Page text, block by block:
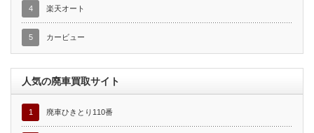
4 楽天オート
5 カービュー
人気の廃車買取サイト
1 廃車ひきとり110番